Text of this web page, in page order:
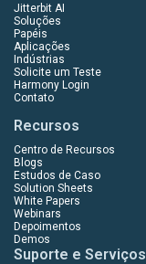
Jitterbit AI
Soluções
Papéis
Aplicações
Indústrias
Solicite um Teste
Harmony Login
Contato
Recursos
Centro de Recursos
Blogs
Estudos de Caso
Solution Sheets
White Papers
Webinars
Depoimentos
Demos
Suporte e Serviços